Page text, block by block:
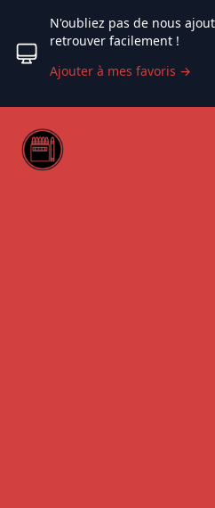
N'oubliez pas de nous
retrouver facilement !
Ajouter à mes favoris →
Web coloriage